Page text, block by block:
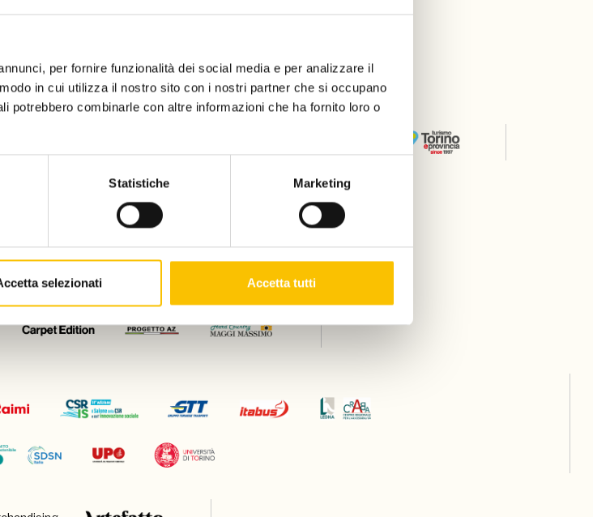
per fornire funzionalità dei social media e per analizzare il
in cui utilizza il nostro sito con i nostri partner che si occupano
potrebbero combinarle con altre informazioni che ha fornito loro o
Statistiche Marketing
selezionati Accetta tutti
Charity partner
Con il patrocinio di